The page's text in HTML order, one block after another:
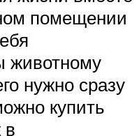
помещении
животному
нужно сразу
купить
в